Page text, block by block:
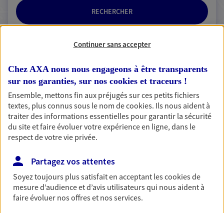
RECHERCHER
2 résultats correspondent à votre
recherche
Passer les
résultats
Liste Carte
Eirl Bouchet Aurelie
Agent Général d'assurance exclusif AXA
France
4 Rue Maitre Halley, 76760 Yerville
Continuer sans accepter
Chez AXA nous nous engageons à être transparents
sur nos garanties, sur nos cookies et traceurs !
Ensemble, mettons fin aux préjugés sur ces petits fichiers
textes, plus connus sous le nom decookies. Ils nous aident à
traiter des informations essentielles pour garantir la sécurité
du site et faire évoluer votre expérience en ligne, dans le
respect de votre vie privée.
Partagez vos attentes
Soyez toujours plus satisfait en acceptant lescookiesde
mesure d’audience et d’avis utilisateurs qui nous aident à
faire évoluer nos offres et nos services.